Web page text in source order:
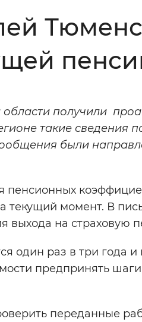
Инверсивный
получили
такие сведения
были
текущий момент. В
выхода на страховую
один раз в три года и
предпринять
переданные